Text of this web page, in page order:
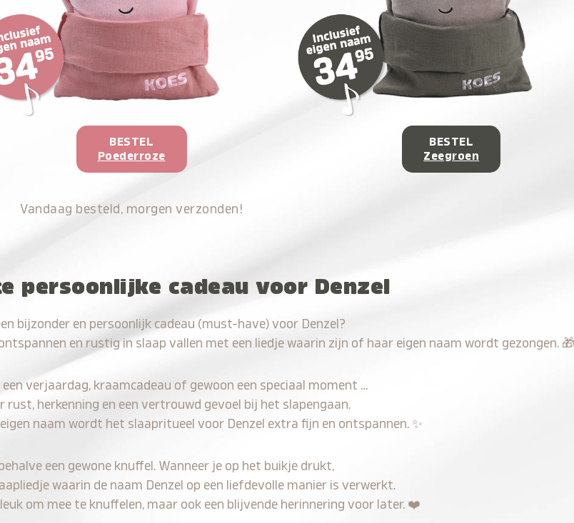
BESTEL
Poederroze
BESTEL
Zeegroen
Vandaag besteld, morgen verzonden!
persoonlijke cadeau voor Denzel
bijzonder en persoonlijk cadeau (must-have) voor Denzel?
en rustig in slaap vallen met een liedje waarin zijn of haar eigen naam wordt gezongen.
verjaardag, kraamcadeau of gewoon een speciaal moment …
rust, herkenning en een vertrouwd gevoel bij het slapengaan.
naam wordt het slaapritueel voor Denzel extra fijn en ontspannen. ✨
een gewone knuffel. Wanneer je op het buikje drukt,
waarin de naam Denzel op een liefdevolle manier is verwerkt.
om mee te knuffelen, maar ook een blijvende herinnering voor later. ❤️